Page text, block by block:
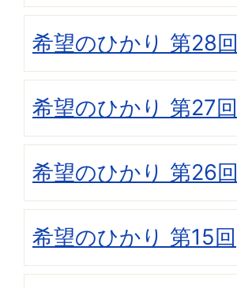
希望のひかり 第28回
希望のひかり 第27回
希望のひかり 第26回
希望のひかり 第15回